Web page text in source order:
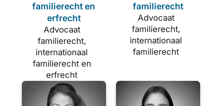
familierecht en
erfrecht
Advocaat
familierecht,
internationaal
familierecht en
erfrecht
familierecht
Advocaat
familierecht,
internationaal
familierecht